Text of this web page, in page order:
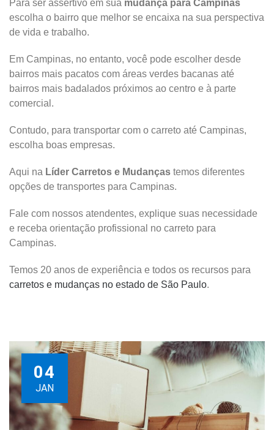
Para ser assertivo em sua mudança para Campinas
escolha o bairro que melhor se encaixa na sua perspectiva
de vida e trabalho.
Em Campinas, no entanto, você pode escolher desde
bairros mais pacatos com áreas verdes bacanas até
bairros mais badalados próximos ao centro e à parte
comercial.
Contudo, para transportar com o carreto até Campinas,
escolha boas empresas.
Aqui na Líder Carretos e Mudanças temos diferentes
opções de transportes para Campinas.
Fale com nossos atendentes, explique suas necessidade
e receba orientação profissional no carreto para
Campinas.
Temos 20 anos de experiência e todos os recursos para
carretos e mudanças no estado de São Paulo.
04
JAN